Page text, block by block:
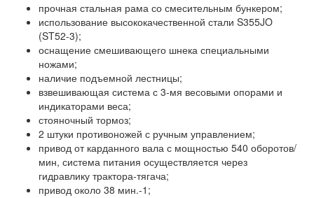
прочная стальная рама со смесительным бункером;
использование высококачественной стали S355JO
(ST52-3);
оснащение смешивающего шнека специальными
ножами;
наличие подъемной лестницы;
взвешивающая система с 3-мя весовыми опорами и
индикаторами веса;
стояночный тормоз;
2 штуки противоножей с ручным управлением;
привод от карданного вала с мощностью 540 оборотов/
мин, система питания осуществляется через
гидравлику трактора-тягача;
привод около 38 мин.-1;